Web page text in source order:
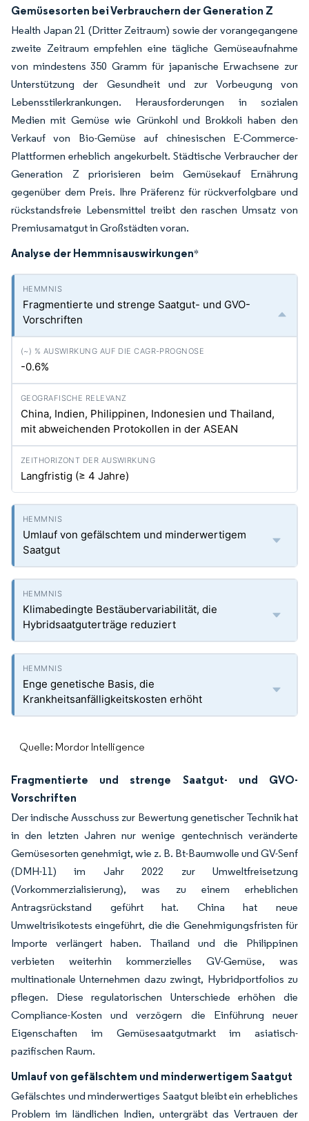
Gemüsesorten bei Verbrauchern der Generation Z
Health Japan 21 (Dritter Zeitraum) sowie der vorangegangene
zweite Zeitraum empfehlen eine tägliche Gemüseaufnahme
von mindestens 350 Gramm für japanische Erwachsene zur
Unterstützung der Gesundheit und zur Vorbeugung von
Lebensstilerkrankungen. Herausforderungen in sozialen
Medien mit Gemüse wie Grünkohl und Brokkoli haben den
Verkauf von Bio-Gemüse auf chinesischen E-Commerce-
Plattformen erheblich angekurbelt. Städtische Verbraucher der
Generation Z priorisieren beim Gemüsekauf Ernährung
gegenüber dem Preis. Ihre Präferenz für rückverfolgbare und
rückstandsfreie Lebensmittel treibt den raschen Umsatz von
Premiusamatgut in Großstädten voran.
Analyse der Hemmnisauswirkungen*
Fragmentierte und strenge Saatgut- und GVO-
Vorschriften
-0.6%
China, Indien, Philippinen, Indonesien und Thailand,
mit abweichenden Protokollen in der ASEAN
Langfristig (≥ 4 Jahre)
Umlauf von gefälschtem und minderwertigem
Saatgut
Klimabedingte Bestäubervariabilität, die
Hybridsaatguterträge reduziert
Enge genetische Basis, die
Krankheitsanfälligkeitskosten erhöht
Quelle: Mordor Intelligence
Fragmentierte und strenge Saatgut- und GVO-
Vorschriften
Der indische Ausschuss zur Bewertung genetischer Technik hat
in den letzten Jahren nur wenige gentechnisch veränderte
Gemüsesorten genehmigt, wie z. B. Bt-Baumwolle und GV-Senf
(DMH-11) im Jahr 2022 zur Umweltfreisetzung
(Vorkommerzialisierung), was zu einem erheblichen
Antragsrückstand geführt hat. China hat neue
Umweltrisikotests eingeführt, die die Genehmigungsfristen für
Importe verlängert haben. Thailand und die Philippinen
verbieten weiterhin kommerzielles GV-Gemüse, was
multinationale Unternehmen dazu zwingt, Hybridportfolios zu
pflegen. Diese regulatorischen Unterschiede erhöhen die
Compliance-Kosten und verzögern die Einführung neuer
Eigenschaften im Gemüsesaatgutmarkt im asiatisch-
pazifischen Raum.
Umlauf von gefälschtem und minderwertigem Saatgut
Gefälschtes und minderwertiges Saatgut bleibt ein erhebliches
Problem im ländlichen Indien, untergräbt das Vertrauen der